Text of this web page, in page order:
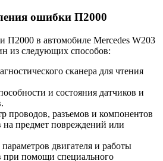
ошибки П2000
П2000 в автомобиле Mercedes W203
из следующих способов:
сканера для чтения
и состояния датчиков и
проводов, разъемов и компонентов
на предмет повреждений или
двигателя и работы
при помощи специального